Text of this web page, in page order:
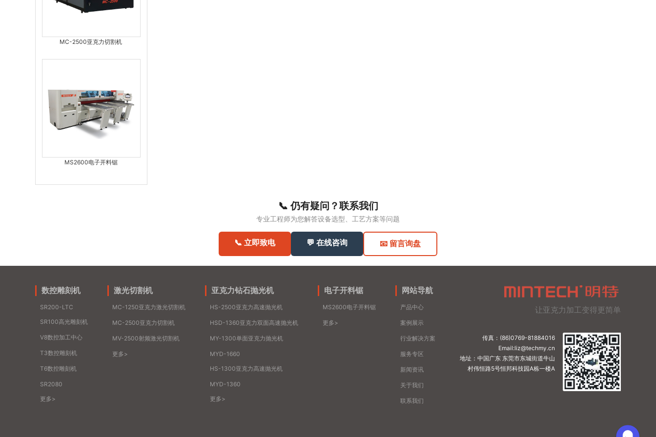
MC-2500亚克力切割机
MS2600电子开料锯
📞 仍有疑问？联系我们
专业工程师为您解答设备选型、工艺方案等问题
📞 立即致电 💬 在线咨询 📧 留言询盘
数控雕刻机
SR200-LTC
SR100高光雕刻机
V8数控加工中心
T3数控雕刻机
T6数控雕刻机
SR2080
更多>
激光切割机
MC-1250亚克力激光切割机
MC-2500亚克力切割机
MV-2500射频激光切割机
更多>
亚克力钻石抛光机
HS-2500亚克力高速抛光机
HSD-1360亚克力双面高速抛光机
MY-1300单面亚克力抛光机
MYD-1660
HS-1300亚克力高速抛光机
MYD-1360
更多>
电子开料锯
MS2600电子开料锯
更多>
网站导航
产品中心
案例展示
行业解决方案
服务专区
新闻资讯
关于我们
联系我们
让亚克力加工变得更简单
传真：(86)0769-81884016
Email:liz@techmy.cn
地址：中国广东 东莞市东城街道牛山
村伟恒路5号恒邦科技园A栋一楼A